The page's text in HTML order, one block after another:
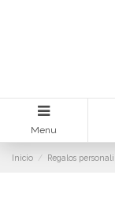
Menu
Inicio Regalos